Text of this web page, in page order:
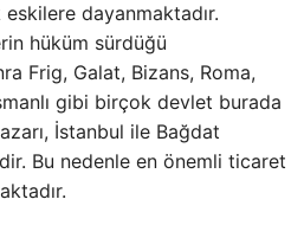
dayanmaktadır.
hüküm sürdüğü
Frig, Galat, Bizans, Roma,
gibi birçok devlet burada
İstanbul ile Bağdat
Bu nedenle en önemli ticaret